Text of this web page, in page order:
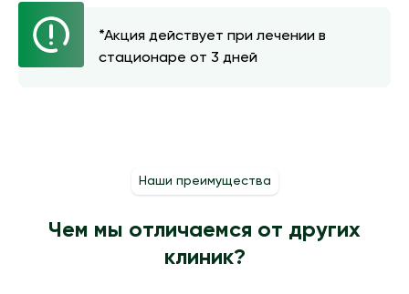
*Акция действует при лечении в
стационаре от 3 дней
Наши преимущества
Чем мы отличаемся от других
клиник?